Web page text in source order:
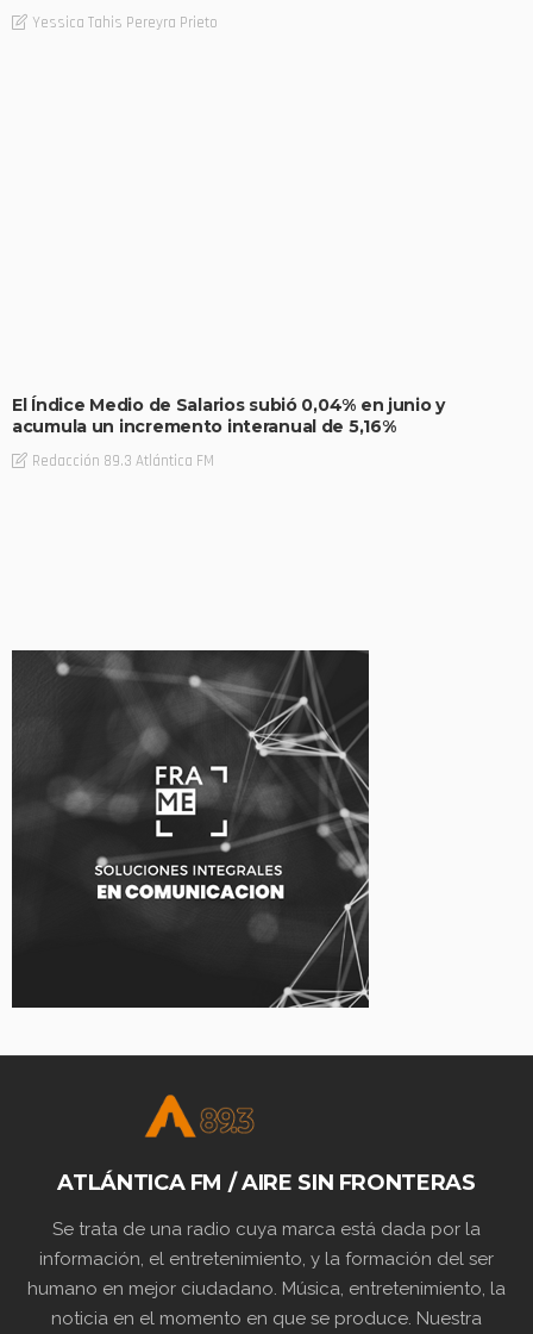
Yessica Tahis Pereyra Prieto
El Índice Medio de Salarios subió 0,04% en junio y
acumula un incremento interanual de 5,16%
Redacción 89.3 Atlántica FM
ATLÁNTICA FM / AIRE SIN FRONTERAS
Se trata de una radio cuya marca está dada por la
información, el entretenimiento, y la formación del ser
humano en mejor ciudadano. Música, entretenimiento, la
noticia en el momento en que se produce. Nuestra